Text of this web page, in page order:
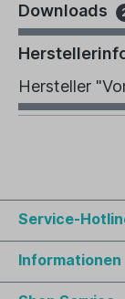
Downloads
Hersteller
Service-
Informationen